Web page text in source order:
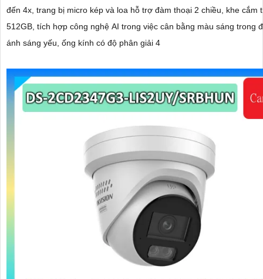
đến 4x, trang bị micro kép và loa hỗ trợ đàm thoại 2 chiều, khe cắm
512GB, tích hợp công nghệ AI trong việc cân bằng màu sáng trong
ánh sáng yếu, ống kính có độ phân giải 4